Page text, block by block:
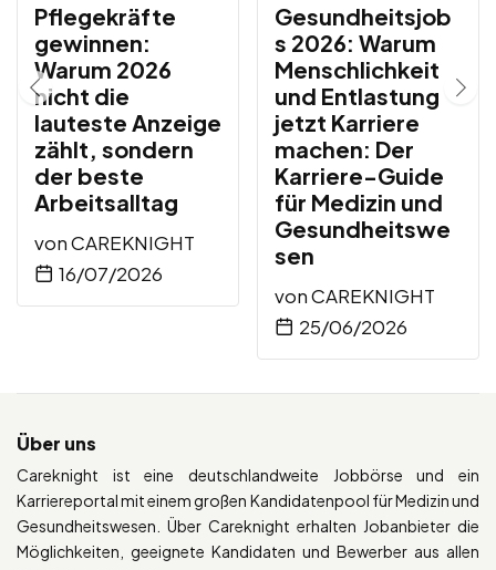
Pflegekräfte
gewinnen:
Warum 2026
nicht die
lauteste Anzeige
zählt, sondern
der beste
Arbeitsalltag
vonCAREKNIGHT
16/07/2026
Gesundheitsjob
s 2026: Warum
Menschlichkeit
und Entlastung
jetzt Karriere
machen: Der
Karriere-Guide
für Medizin und
Gesundheitswe
sen
vonCAREKNIGHT
25/06/2026
Über uns
Careknight ist eine deutschlandweite Jobbörse und ein
Karriereportal mit einem großen Kandidatenpool für Medizin und
Gesundheitswesen. Über Careknight erhalten Jobanbieter die
Möglichkeiten, geeignete Kandidaten und Bewerber aus allen